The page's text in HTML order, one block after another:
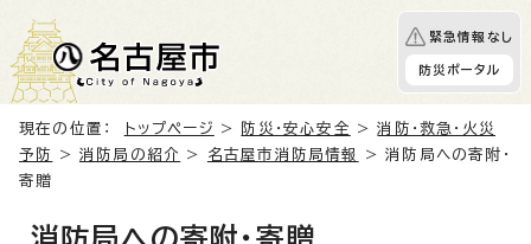
緊急情報なし
防災ポータル
現在の位置： トップページ > 防災・安心安全 >消防・救急・火災
予防
>消防局の紹介 > 名古屋市消防局情報
> 消防局への寄附・
寄贈
消防局への寄附・寄贈